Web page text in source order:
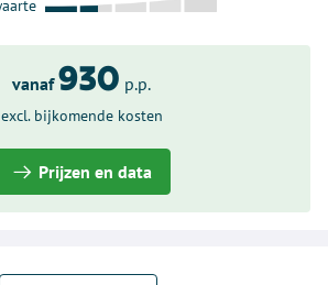
vanaf 930 p.p.
excl. bijkomende kosten
Prijzen en data